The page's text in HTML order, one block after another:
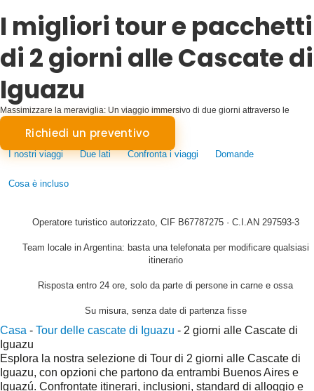
I migliori tour e pacchetti
di 2 giorni alle Cascate di
Iguazu
Massimizzare la meraviglia: Un viaggio immersivo di due giorni attraverso le
maestose cascate di Iguazu
Richiedi un preventivo
I nostri viaggi Due lati Confronta i viaggi Domande
Cosa è incluso
Operatore turistico autorizzato, CIF B67787275 · C.I.AN 297593-3
Team locale in Argentina: basta una telefonata per modificare qualsiasi
itinerario
Risposta entro 24 ore, solo da parte di persone in carne e ossa
Su misura, senza date di partenza fisse
Casa - Tour delle cascate di Iguazu - 2 giorni alle Cascate di
Iguazu
Esplora la nostra selezione di Tour di 2 giorni alle Cascate di
Iguazu, con opzioni che partono da entrambi Buenos Aires e
Iguazú. Confrontate itinerari, inclusioni, standard di alloggio e